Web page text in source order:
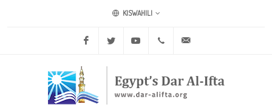
KISWAHILI
Facebook Twitter Youtube +20 2 25970400